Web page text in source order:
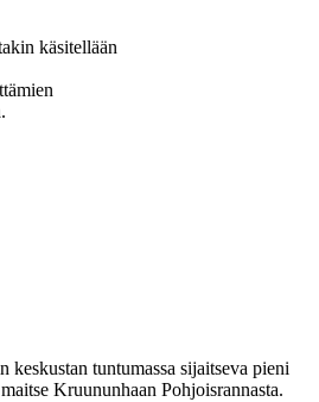
käsitellään
keskustan tuntumassa sijaitseva pieni
Kruununhaan Pohjoisrannasta.